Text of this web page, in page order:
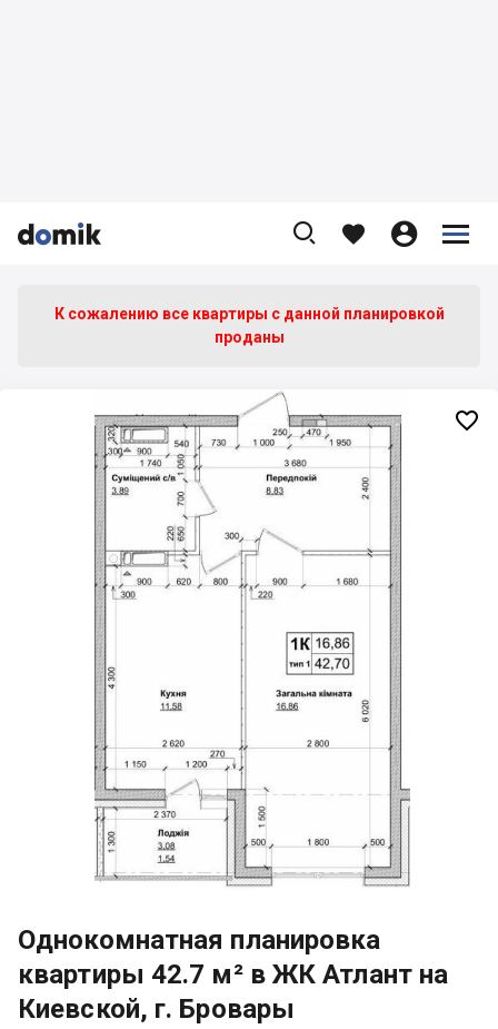


    


К сожалению все квартиры c данной планировкой
проданы
Однокомнатная планировка
квартиры 42.7 м² в ЖК Атлант на
Киевской, г. Бровары
